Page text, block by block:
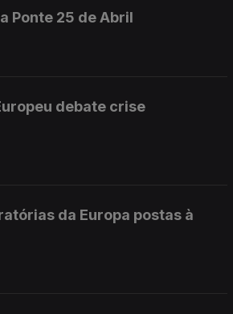
Ponte 25 de Abril
debate crise
da Europa postas à